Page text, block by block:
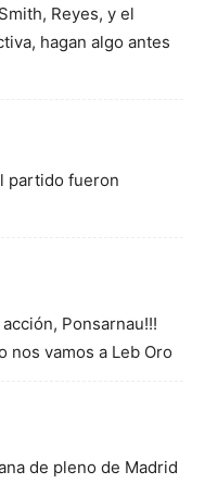
Reyes, y el
hagan algo antes
partido fueron
Ponsarnau!!!
nos vamos a Leb Oro
de pleno de Madrid